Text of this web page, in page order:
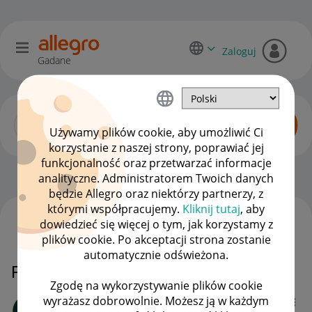
Używamy plików cookie, aby umożliwić Ci
korzystanie z naszej strony, poprawiać jej
funkcjonalność oraz przetwarzać informacje
analityczne. Administratorem Twoich danych
będzie Allegro oraz niektórzy partnerzy, z
którymi współpracujemy. Kliknij tutaj, aby
dowiedzieć się więcej o tym, jak korzystamy z
plików cookie. Po akceptacji strona zostanie
automatycznie odświeżona.
Zgodę na wykorzystywanie plików cookie
wyrażasz dobrowolnie. Możesz ją w każdym
Gadane
Zaloguj
Sprzedający o Allegro Lokalnie OPCJE
Prosze usunąć zakończone oferty.
stanislawkurek1
WSZYSTKIE TEMATY